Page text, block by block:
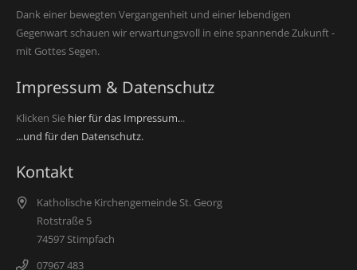
Dank einer bewegten Vergangenheit und einer lebendigen
Gegenwart schauen wir erwartungsvoll in eine spannende Zukunft -
mit Gottes Segen.
Impressum & Datenschutz
Klicken Sie hier für das Impressum...
...und für den Datenschutz.
Kontakt
Katholische Kirchengemeinde St. Georg
Rotstraße 5
74597 Stimpfach
07967 483